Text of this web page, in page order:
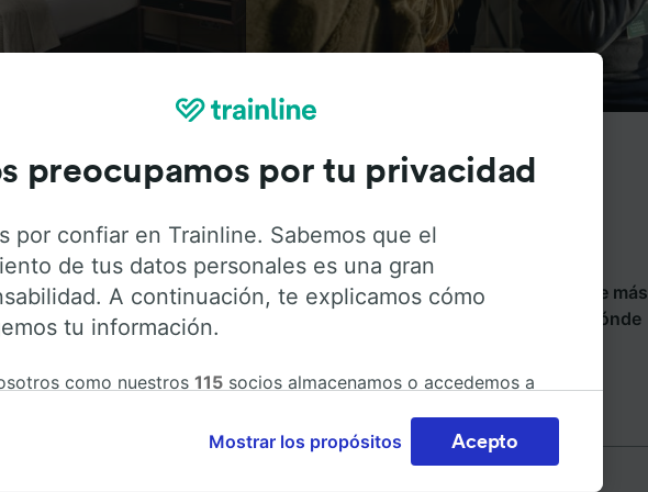
sobre la estación y sus servicios, comprueba los horarios de tren y
o hacia Villanova. Trainline opera en 45 países y vende billetes de más
tren y autobús incluyendo
entre otras. Descubre a dónde
con Trainline.
preocupamos por tu privacidad
por confiar en Trainline. Sabemos que el
de tus datos personales es una gran
A continuación, te explicamos cómo
tu información.
como nuestros 115 socios almacenamos o accedemos a
datos personales. Puedes aceptar o administrar tus
haciendo clic abajo, incluido el derecho de oposición en
tu interés legítimo o, en cualquier momento, a través de la
Mostrar los propósitos Acepto